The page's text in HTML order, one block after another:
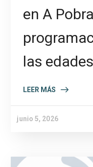
en A
las edades
LEER MÁS
junio 5, 2026